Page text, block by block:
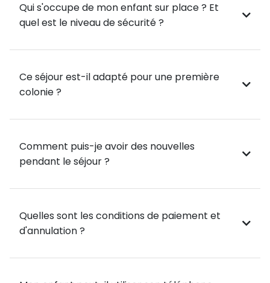
Qui s'occupe de mon enfant sur place ? Et
quel est le niveau de sécurité ?
Ce séjour est-il adapté pour une première
colonie ?
Comment puis-je avoir des nouvelles
pendant le séjour ?
Quelles sont les conditions de paiement et
d'annulation ?